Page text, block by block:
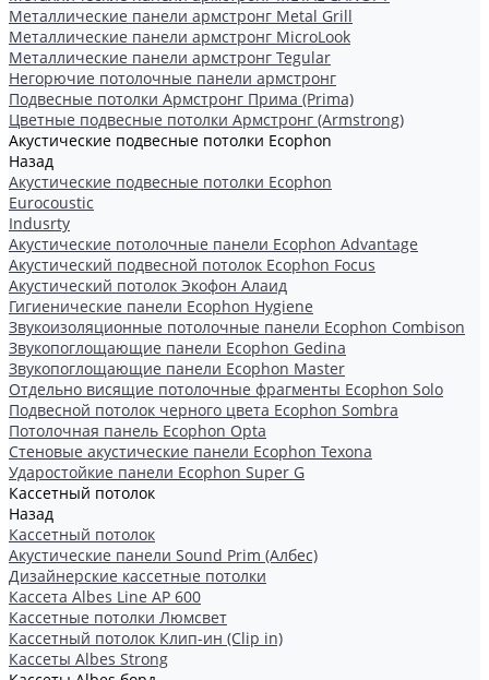
Металлические панели армстронг Metal Grill
Металлические панели армстронг MicroLook
Металлические панели армстронг Tegular
Негорючие потолочные панели армстронг
Подвесные потолки Армстронг Прима (Prima)
Цветные подвесные потолки Армстронг (Armstrong)
Акустические подвесные потолки Ecophon
Назад
Акустические подвесные потолки Ecophon
Eurocoustic
Indusrty
Акустические потолочные панели Ecophon Advantage
Акустический подвесной потолок Ecophon Focus
Акустический потолок Экофон Алаид
Гигиенические панели Ecophon Hygiene
Звукоизоляционные потолочные панели Ecophon Combison
Звукопоглощающие панели Ecophon Gedina
Звукопоглощающие панели Ecophon Master
Отдельно висящие потолочные фрагменты Ecophon Solo
Подвесной потолок черного цвета Ecophon Sombra
Потолочная панель Ecophon Opta
Стеновые акустические панели Ecophon Texona
Ударостойкие панели Ecophon Super G
Кассетный потолок
Назад
Кассетный потолок
Акустические панели Sound Prim (Албес)
Дизайнерские кассетные потолки
Кассета Albes Line AP 600
Кассетные потолки Люмсвет
Кассетный потолок Клип-ин (Clip in)
Кассеты Albes Strong